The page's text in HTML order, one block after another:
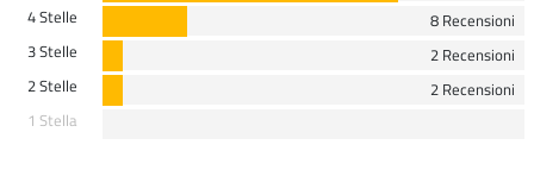
4 Stelle
8 Recensioni
3 Stelle
2 Recensioni
2 Stelle
2 Recensioni
1 Stella